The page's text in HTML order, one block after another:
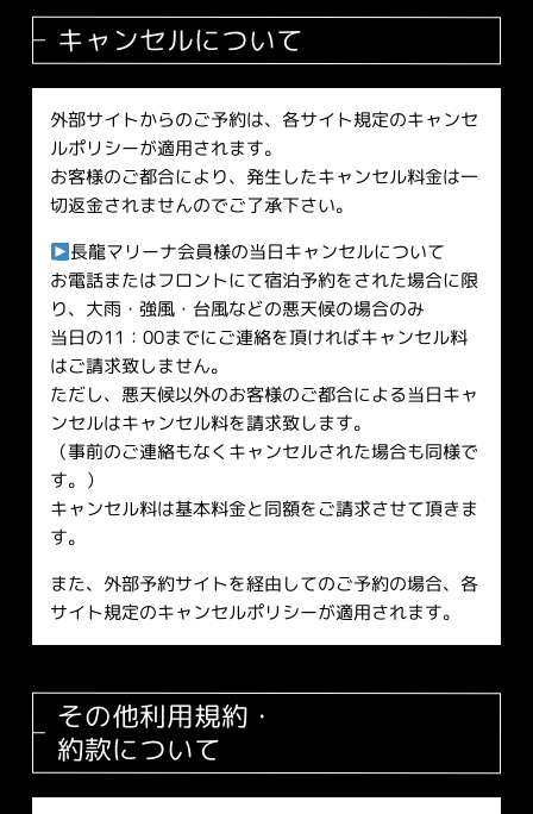
キャンセルについて
外部サイトからのご予約は、各サイト規定のキャンセ
ルポリシーが適用されます。
お客様のご都合により、発生したキャンセル料金は一
切返金されませんのでご了承下さい。
長龍マリーナ会員様の当日キャンセルについて
お電話またはフロントにて宿泊予約をされた場合に限
り、大雨・強風・台風などの悪天候の場合のみ
当日の11：00までにご連絡を頂ければキャンセル料
はご請求致しません。
ただし、悪天候以外のお客様のご都合による当日キャ
ンセルはキャンセル料を請求致します。
（事前のご連絡もなくキャンセルされた場合も同様で
す。）
キャンセル料は基本料金と同額をご請求させて頂きま
す。
また、外部予約サイトを経由してのご予約の場合、各
サイト規定のキャンセルポリシーが適用されます。
その他利用規約・
約款について